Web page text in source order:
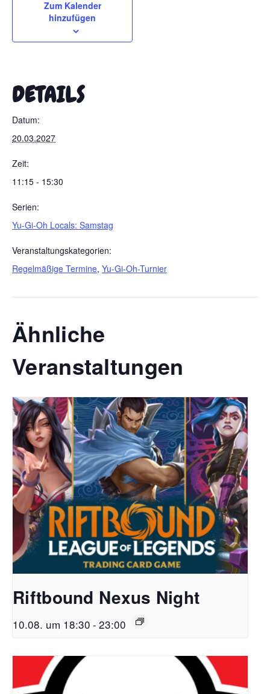
Zum Kalender
hinzufügen
DETAILS
Datum:
20.03.2027
Zeit:
11:15 - 15:30
Serien:
Yu-Gi-Oh Locals: Samstag
Veranstaltungskategorien:
Regelmäßige Termine, Yu-Gi-Oh-Turnier
Ähnliche
Veranstaltungen
Riftbound Nexus Night
10.08. um 18:30 - 23:00